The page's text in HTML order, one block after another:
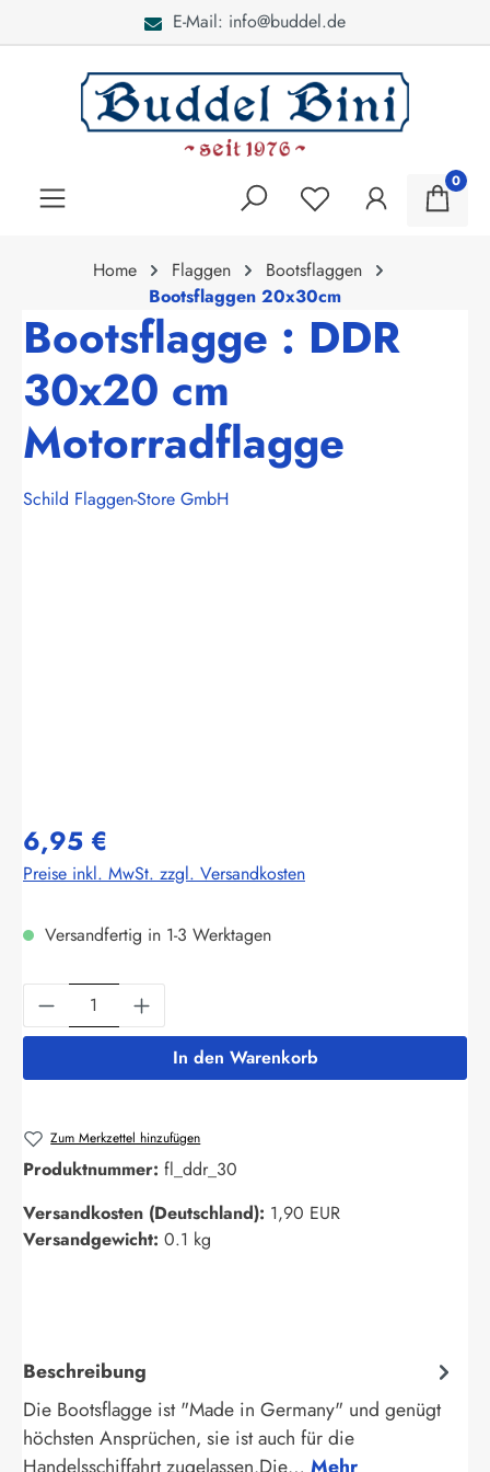
E-Mail: info@buddel.de
0
Home Flaggen
Bootsflaggen
Bootsflaggen 20x30cm
Bootsflagge : DDR
30x20 cm
Motorradflagge
Schild Flaggen-Store GmbH
6,95 €
Preise inkl. MwSt. zzgl. Versandkosten
Versandfertig in 1-3 Werktagen
Produkt Anzahl: Gib den gewünschten
In den Warenkorb
Zum Merkzettel hinzufügen
Produktnummer: fl_ddr_30
Versandkosten (Deutschland): 1,90 EUR
Versandgewicht: 0.1 kg
Beschreibung
Die Bootsflagge ist "Made in Germany" und genügt
höchsten Ansprüchen, sie ist auch für die